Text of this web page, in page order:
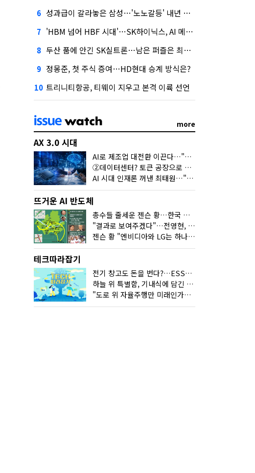
6 성과급이 갈라놓은 삼성…'노노갈등' 내년 교섭 판 흔들까
7 'HBM 넘어 HBF 시대'…SK하이닉스, AI 메모리 표준 선점 나섰다
8 두산 품에 안긴 SK실트론…남은 퍼즐은 최태원 지분 29.4%
9 정몽준, 첫 주식 증여…HD현대 승계 방식은?
10 트리니티항공, 티웨이 지우고 본격 이륙 선언
more
AX 3.0 시대
AI로 제조업 대전환 이끈다…"2030년까지 민관합동 20조 투자"
②데이터센터? 토큰 공장으로 변신
AI 시대 인재론 꺼낸 최태원…"협업이 경쟁력"
뜨거운 AI 반도체
총수들 줄세운 젠슨 황…한국 산업계 새판 짰다
"결과로 보여주겠다"…전영현, 젠슨 황과 HBM5 논의
젠슨 황 "엔비디아와 LG는 하나의 거대한 팀"
테크따라잡기
전기 창고도 돈을 번다?…ESS의 '두뇌' EMO가 뭐길래
하늘 위 특별함, 기내식에 담긴 기술의 세계
"도로 위 자율주행만 미래인가요"…진흙탕서 길 내는 HD현대 AI 기술